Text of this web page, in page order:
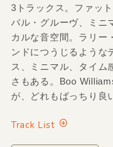
3トラックス。ファッ
バル・グルーヴ、ミニ
カルな音空間。ラリー
ンドにつうじるような
ス、ミニマル、タイム
さもある。Boo
が、どれもばっちり良
Track List